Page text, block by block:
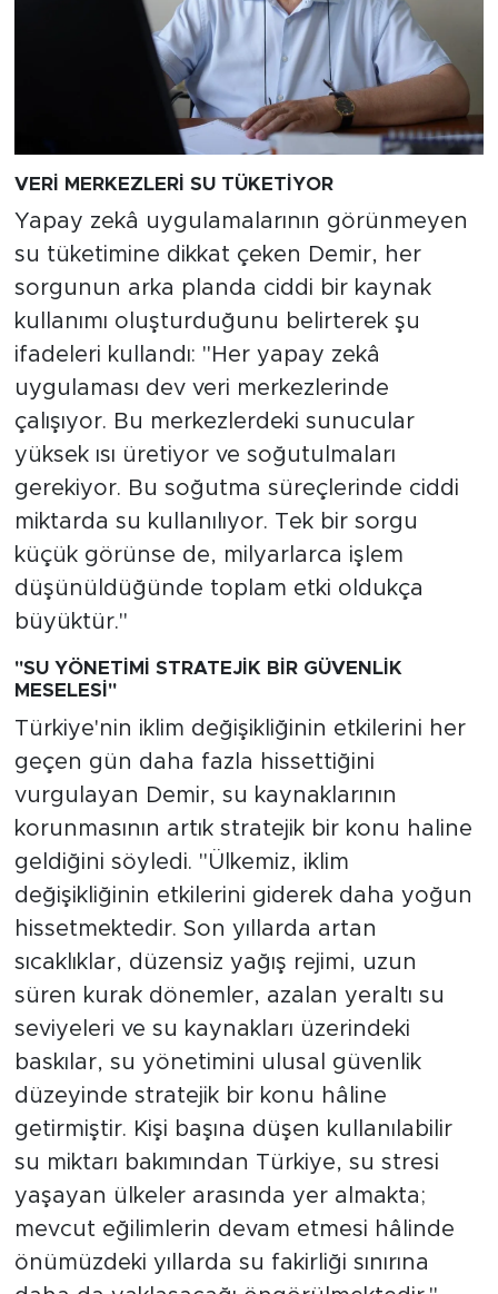
VERİ MERKEZLERİ SU TÜKETİYOR
Yapay zekâ uygulamalarının görünmeyen
su tüketimine dikkat çeken Demir, her
sorgunun arka planda ciddi bir kaynak
kullanımı oluşturduğunu belirterek şu
ifadeleri kullandı: "Her yapay zekâ
uygulaması dev veri merkezlerinde
çalışıyor. Bu merkezlerdeki sunucular
yüksek ısı üretiyor ve soğutulmaları
gerekiyor. Bu soğutma süreçlerinde ciddi
miktarda su kullanılıyor. Tek bir sorgu
küçük görünse de, milyarlarca işlem
düşünüldüğünde toplam etki oldukça
büyüktür."
"SU YÖNETİMİ STRATEJİK BİR GÜVENLİK
MESELESİ"
Türkiye'nin iklim değişikliğinin etkilerini her
geçen gün daha fazla hissettiğini
vurgulayan Demir, su kaynaklarının
korunmasının artık stratejik bir konu haline
geldiğini söyledi. "Ülkemiz, iklim
değişikliğinin etkilerini giderek daha yoğun
hissetmektedir. Son yıllarda artan
sıcaklıklar, düzensiz yağış rejimi, uzun
süren kurak dönemler, azalan yeraltı su
seviyeleri ve su kaynakları üzerindeki
baskılar, su yönetimini ulusal güvenlik
düzeyinde stratejik bir konu hâline
getirmiştir. Kişi başına düşen kullanılabilir
su miktarı bakımından Türkiye, su stresi
yaşayan ülkeler arasında yer almakta;
mevcut eğilimlerin devam etmesi hâlinde
önümüzdeki yıllarda su fakirliği sınırına